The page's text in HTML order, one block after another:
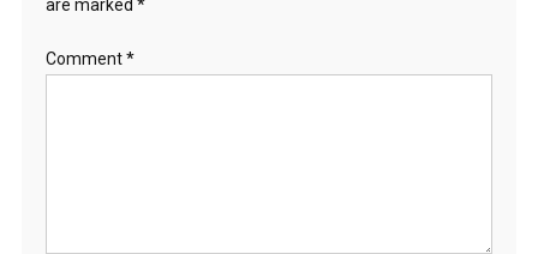
are marked *
Comment*